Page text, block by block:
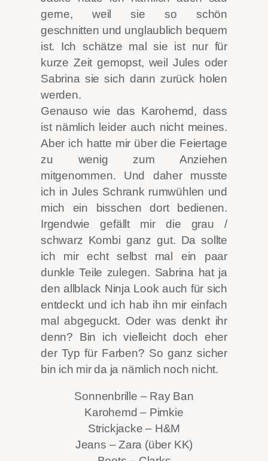
gerne, weil sie so schön
geschnitten und unglaublich bequem
ist. Ich schätze mal sie ist nur für
kurze Zeit gemopst, weil Jules oder
Sabrina sie sich dann zurück holen
werden.
Genauso wie das Karohemd, dass
ist nämlich leider auch nicht meines.
Aber ich hatte mir über die Feiertage
zu wenig zum Anziehen
mitgenommen. Und daher musste
ich in Jules Schrank rumwühlen und
mich ein bisschen dort bedienen.
Irgendwie gefällt mir die grau /
schwarz Kombi ganz gut. Da sollte
ich mir echt selbst mal ein paar
dunkle Teile zulegen. Sabrina hat ja
den allblack Ninja Look auch für sich
entdeckt und ich hab ihn mir einfach
mal abgeguckt. Oder was denkt ihr
denn? Bin ich vielleicht doch eher
der Typ für Farben? So ganz sicher
bin ich mir da ja nämlich noch nicht.
Sonnenbrille – Ray Ban
Karohemd – Pimkie
Strickjacke – H&M
Jeans – Zara (über KK)